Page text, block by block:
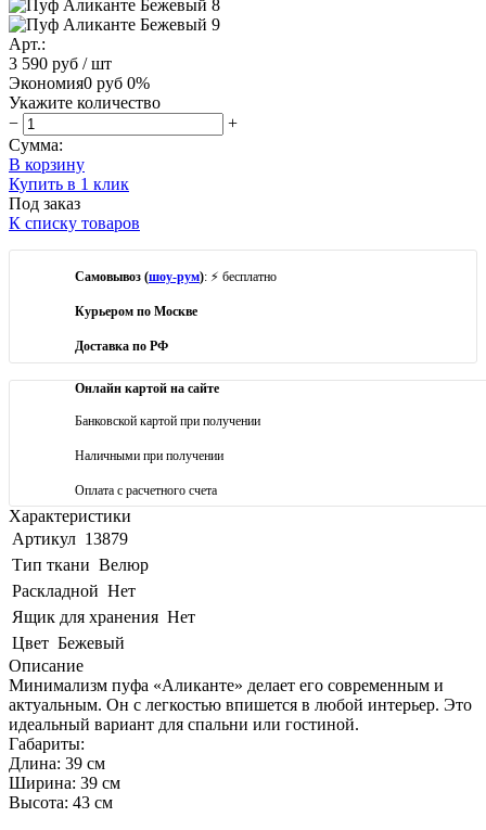
Арт.:
3 590 руб / шт
Экономия0 руб 0%
Укажите количество
−
+
Сумма:
В корзину
Купить в 1 клик
Под заказ
К списку товаров
Самовывоз (шоу-рум): ⚡ бесплатно
Курьером по Москве
Доставка по РФ
Онлайн картой на сайте
Банковской картой при получении
Наличными при получении
Оплата с расчетного счета
Характеристики
Артикул 13879
Тип ткани Велюр
Раскладной Нет
Ящик для хранения Нет
Цвет Бежевый
Описание
Минимализм пуфа «Аликанте» делает его современным и
актуальным. Он с легкостью впишется в любой интерьер. Это
идеальный вариант для спальни или гостиной.
Габариты:
Длина: 39 см
Ширина: 39 см
Высота: 43 см